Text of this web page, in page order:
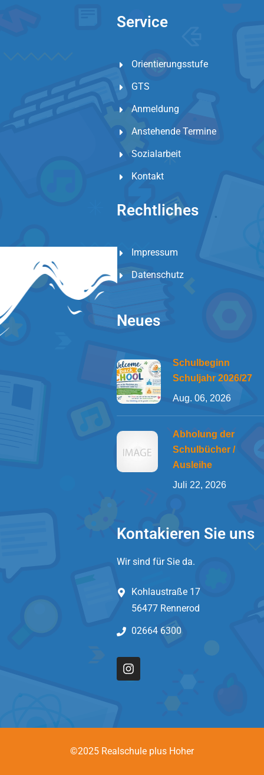
Service
Orientierungsstufe
GTS
Anmeldung
Anstehende Termine
Sozialarbeit
Kontakt
Rechtliches
Impressum
Datenschutz
Neues
Schulbeginn
Schuljahr 2026/27
Aug. 06, 2026
Abholung der
Schulbücher /
Ausleihe
Juli 22, 2026
Kontakieren Sie uns
Wir sind für Sie da.
Kohlaustraße 17
56477 Rennerod
02664 6300
©2025 Realschule plus Hoher